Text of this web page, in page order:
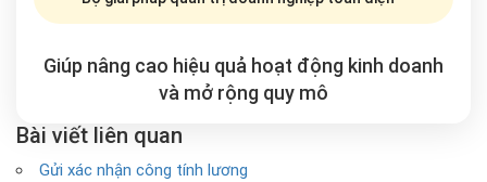
Giúp nâng cao hiệu quả hoạt động kinh doanh
và mở rộng quy mô
Bài viết liên quan
Gửi xác nhận công tính lương